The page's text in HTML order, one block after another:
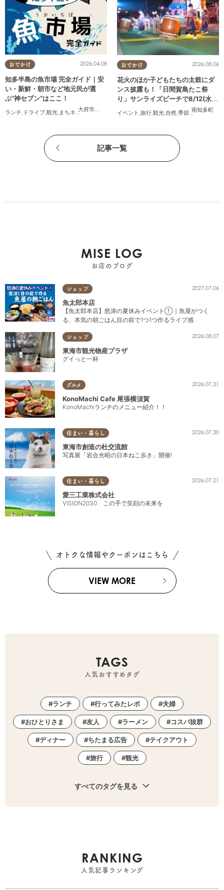
おでかけ
大府市
,半田市 常滑市 美浜町,南知多町
2026.04.08
知多半島の魚市場 完全ガイド｜安
い・新鮮・朝市など地元民が選
ぶ“神セブン”はここ！
ランチ, ドライブ,観光, まちネタ ,連載 家族 カップル,友人
おでかけ
南知多町
2026.08.06
花火のほか子どもたちの太鼓にダ
ンス披露も！「日間賀島たこ祭
り」サンライズビーチで8/12(水)
イベント 旅行 観光 自然 季節ネタ ,花火
記事一覧
MISE LOG
お店のブログ
ショップ 2027.07.06
魚太郎本店
【魚太郎本店】怒涛の夏休みイベント①｜魚屋がつく
る、本気の朝ごはん目の前で1つ1つ作るライブ感
ショップ 2026.08.07
東海市観光物産プラザ
グイっと一杯
グルメ 2026.07.31
KonoMachi Cafe 尾張横須賀
KonoMachiランチのメニュー紹介！！
住まい・暮らし 2026.07.30
東海市創造の杜交流館
写真展「岩合光昭の日本ねこ歩き」開催!
住まい・暮らし 2026.07.21
愛三工業株式会社
VISION2030 この手で笑顔の未来を
オトクな情報やクーポンはこちら
VIEW MORE
TAGS
人気おすすめタグ
ランチ 行ってみたレポ 夫婦
おひとりさま 友人 ラーメン コスパ抜群
ディナー ちたまる広告 テイクアウト
旅行 観光
すべてのタグを見る
RANKING
人気記事ランキング